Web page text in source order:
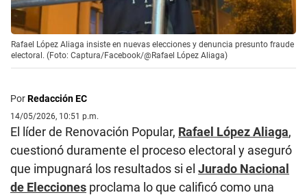
Rafael López Aliaga insiste en nuevas elecciones y denuncia presunto fraude
electoral. (Foto: Captura/Facebook/@Rafael López Aliaga)
PorRedacción EC
14/05/2026, 10:51 p.m.
El líder de Renovación Popular, Rafael López Aliaga,
cuestionó duramente el proceso electoral y aseguró
que impugnará los resultados si el Jurado Nacional
de Elecciones proclama lo que calificó como una